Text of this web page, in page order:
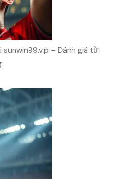
sunwin99.vip – Đánh giá từ